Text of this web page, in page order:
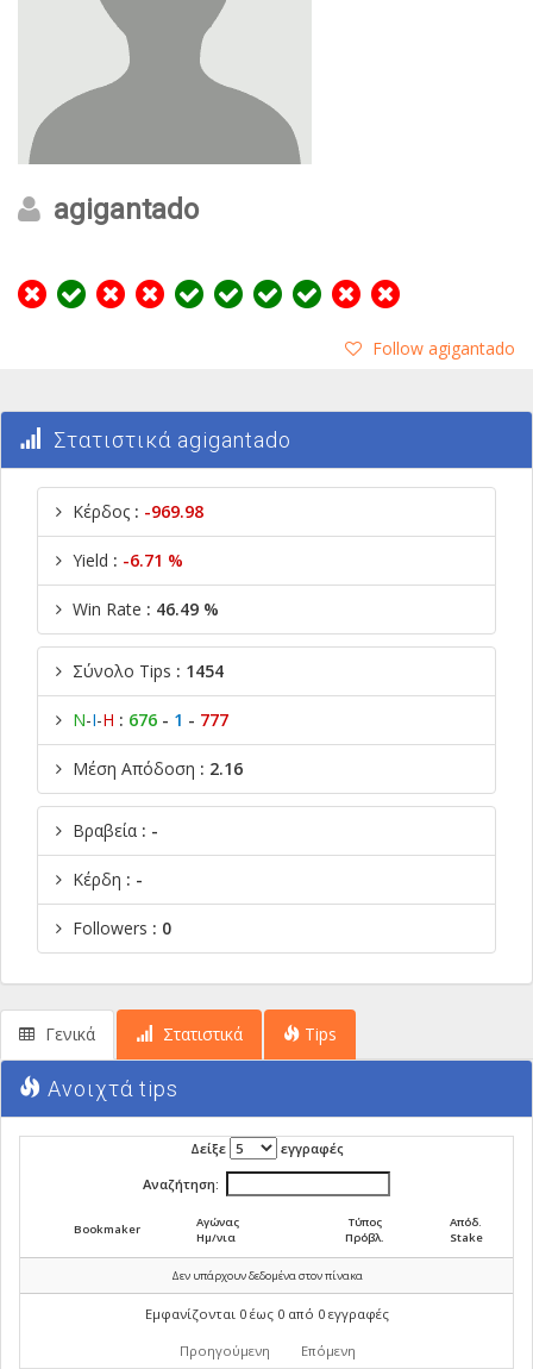
agigantado
Follow agigantado
Στατιστικά agigantado
Κέρδος : -969.98
Yield : -6.71 %
Win Rate : 46.49 %
Σύνολο Tips : 1454
Ν-Ι-Η : 676 - 1 - 777
Μέση Απόδοση : 2.16
Βραβεία : -
Κέρδη : -
Followers : 0
Γενικά Στατιστικά Tips
Ανοιχτά tips
Δείξε εγγραφές
Αναζήτηση:
Bookmaker
Αγώνας
Ημ/νια
Τύπος
Πρόβλ.
Απόδ.
Stake
Δεν υπάρχουν δεδομένα στον πίνακα
Εμφανίζονται 0 έως 0 από 0 εγγραφές
Προηγούμενη Επόμενη